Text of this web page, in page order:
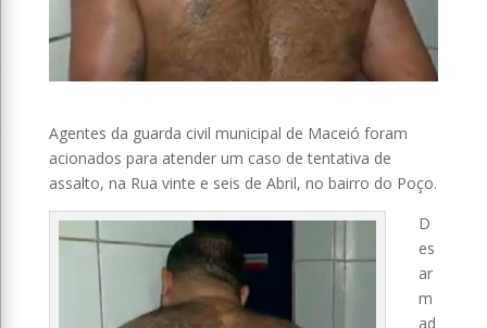
Agentes da guarda civil municipal de Maceió foram
acionados para atender um caso de tentativa de
assalto, na Rua vinte e seis de Abril, no bairro do Poço.
D
es
ar
m
ad